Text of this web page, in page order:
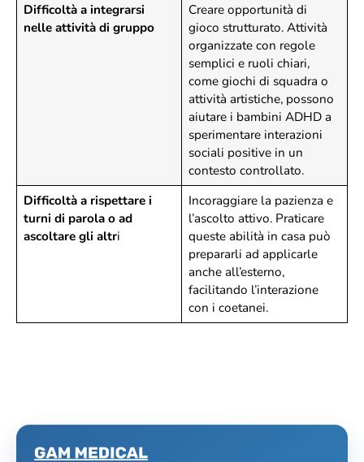
Difficoltà a integrarsi
nelle attività di gruppo
Creare opportunità di
gioco strutturato. Attività
organizzate con regole
semplici e ruoli chiari,
come giochi di squadra o
attività artistiche, possono
aiutare i bambini ADHD a
sperimentare interazioni
sociali positive in un
contesto controllato.
Difficoltà a rispettare i
turni di parola o ad
ascoltare gli altri
Incoraggiare la pazienza e
l’ascolto attivo. Praticare
queste abilità in casa può
prepararli ad applicarle
anche all’esterno,
facilitando l’interazione
con i coetanei.